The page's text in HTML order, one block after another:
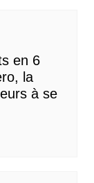
en 6
la
à se